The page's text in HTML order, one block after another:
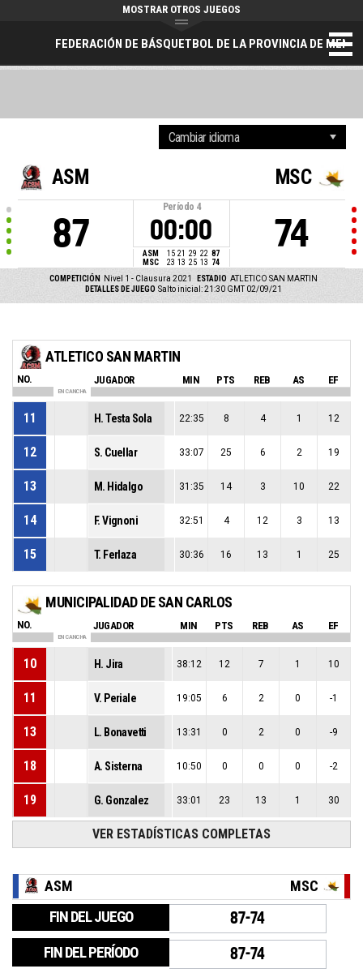
FEDERACIÓN DE BÁSQUETBOL DE LA PROVINCIA DE
MOSTRAR OTROS JUEGOS
ASM
87
Período 4
00:00
ASM 15 21 29 22 87
MSC
23 13 25 13 74
MSC
74
COMPETICIÓN Nivel 1 - Clausura 2021 ESTADIO ATLETICO SAN MARTIN
DETALLES DE JUEGO Salto inicial: 21:30 GMT 02/09/21
ATLETICO SAN MARTIN
NO. JUGADOR MIN PTS REB AS EF
EN CANCHA
11 H. Testa Sola 22:35 8 4 1 12
12 S. Cuellar 33:07 25 6 2 19
13 M. Hidalgo 31:35 14 3 10 22
14 F. Vignoni 32:51 4 12 3 13
15 T. Ferlaza 30:36 16 13 1 25
MUNICIPALIDAD DE SAN CARLOS
NO. JUGADOR MIN PTS REB AS EF
EN CANCHA
10 H. Jira 38:12 12 7 1 10
11 V. Periale 19:05 6 2 0 -1
13 L. Bonavetti 13:31 0 2 0 -9
18 A. Sisterna 10:50 0 0 0 -2
19 G. Gonzalez 33:01 23 13 1 30
VER ESTADÍSTICAS COMPLETAS
ASM MSC
FIN DEL JUEGO 87-74
FIN DEL PERÍODO 87-74